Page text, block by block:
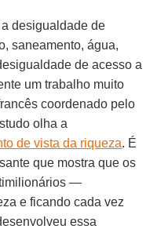
desigualdade de
saneamento, água,
de acesso a
um trabalho muito
coordenado pelo
olha a
de vista da riqueza. É
que mostra que os
—
e ficando cada vez
essa